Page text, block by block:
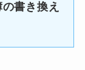
書き換え